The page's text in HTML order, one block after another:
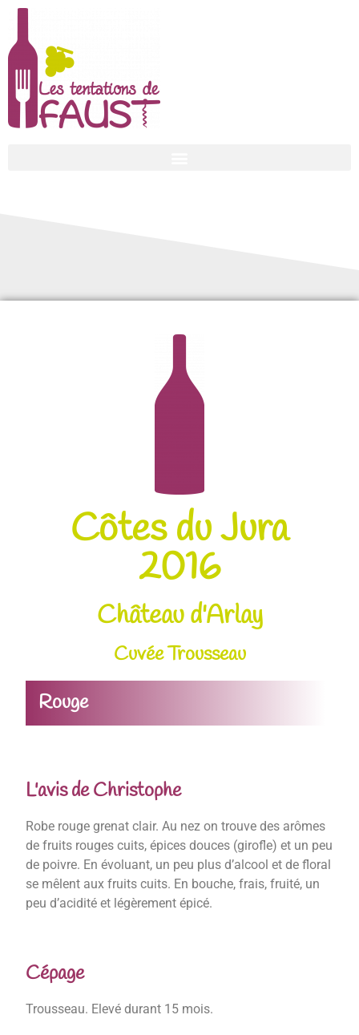
Côtes du Jura
2016
Château d'Arlay
Cuvée Trousseau
Rouge
L'avis de Christophe
Robe rouge grenat clair. Au nez on trouve des arômes
de fruits rouges cuits, épices douces (girofle) et un peu
de poivre. En évoluant, un peu plus d’alcool et de floral
se mêlent aux fruits cuits. En bouche, frais, fruité, un
peu d’acidité et légèrement épicé.
Cépage
Trousseau. Elevé durant 15 mois.